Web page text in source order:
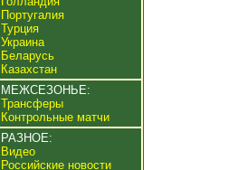
Португалия
Турция
Украина
Беларусь
Казахстан
МЕЖСЕЗОНЬЕ:
Трансферы
Контрольные матчи
РАЗНОЕ:
Видео
Российские новости